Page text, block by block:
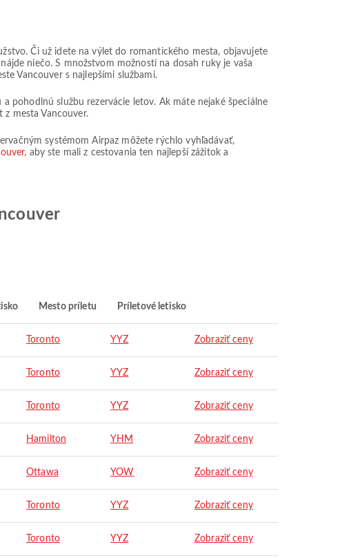
Či už idete na výlet do romantického mesta, objavujete
niečo. S množstvom možností na dosah ruky je vaša
Vancouver s najlepšími službami.
pohodlnú službu rezervácie letov. Ak máte nejaké špeciálne
mesta Vancouver.
systémom Airpaz môžete rýchlo vyhľadávať,
, aby ste mali z cestovania ten najlepší zážitok a
Mesto príletu Príletové letisko
Toronto YYZ Zobraziť ceny
Toronto YYZ Zobraziť ceny
Toronto YYZ Zobraziť ceny
Hamilton YHM Zobraziť ceny
Ottawa YOW Zobraziť ceny
Toronto YYZ Zobraziť ceny
Toronto YYZ Zobraziť ceny